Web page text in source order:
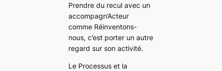
Prendre du recul avec un
accompagn’Acteur
comme Réinventons-
nous, c’est porter un autre
regard sur son activité.
Le Processus et la